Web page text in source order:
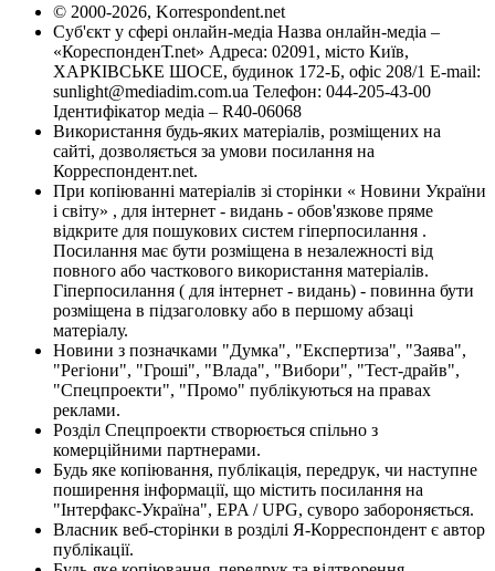
© 2000-2026, Korrespondent.net
Суб'єкт у сфері онлайн-медіа Назва онлайн-медіа –
«КореспонденТ.net» Адреса: 02091, місто Київ,
ХАРКІВСЬКЕ ШОСЕ, будинок 172-Б, офіс 208/1 E-mail:
sunlight@mediadim.com.ua Телефон: 044-205-43-00
Ідентифікатор медіа – R40-06068
Використання будь-яких матеріалів, розміщених на
сайті, дозволяється за умови посилання на
Корреспондент.net.
При копіюванні матеріалів зі сторінки « Новини України
і світу» , для інтернет - видань - обов'язкове пряме
відкрите для пошукових систем гіперпосилання .
Посилання має бути розміщена в незалежності від
повного або часткового використання матеріалів.
Гіперпосилання ( для інтернет - видань) - повинна бути
розміщена в підзаголовку або в першому абзаці
матеріалу.
Новини з позначками "Думка", "Експертиза", "Заява",
"Регіони", "Гроші", "Влада", "Вибори", "Тест-драйв",
"Спецпроекти", "Промо" публікуються на правах
реклами.
Розділ Спецпроекти створюється спільно з
комерційними партнерами.
Будь яке копіювання, публікація, передрук, чи наступне
поширення інформації, що містить посилання на
"Інтерфакс-Україна", EPA / UPG, суворо забороняється.
Власник веб-сторінки в розділі Я-Корреспондент є автор
публікації.